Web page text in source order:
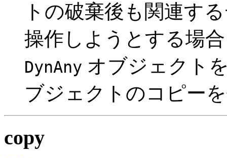
トの破棄後も関連す
操作しようとする場
DynAny オブジェクト
ブジェクトのコピー
copy